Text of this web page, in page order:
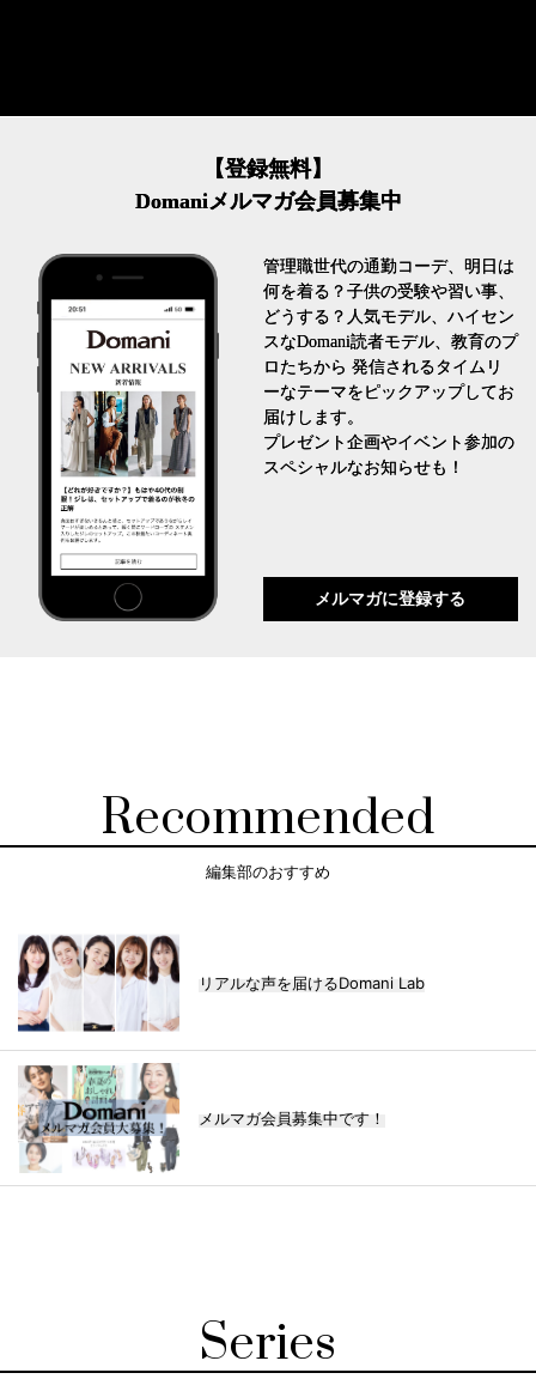
【登録無料】
Domaniメルマガ会員募集中
管理職世代の通勤コーデ、明日は
何を着る？子供の受験や習い事、
どうする？人気モデル、ハイセン
スなDomani読者モデル、教育のプ
ロたちから 発信されるタイムリ
ーなテーマをピックアップしてお
届けします。
プレゼント企画やイベント参加の
スペシャルなお知らせも！
メルマガに登録する
Recommended
編集部のおすすめ
リアルな声を届けるDomani Lab
メルマガ会員募集中です！
Series